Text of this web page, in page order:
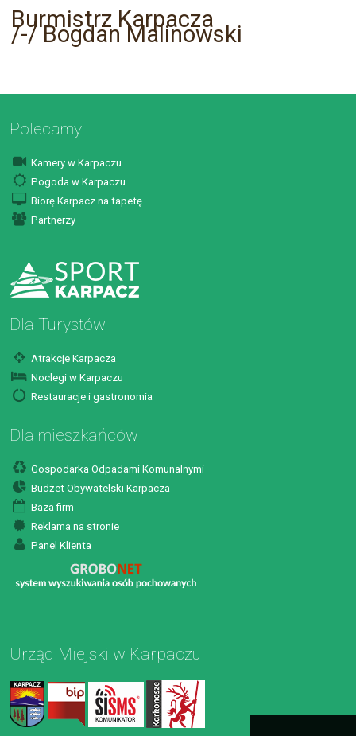
Burmistrz Karpacza
/-/ Bogdan Malinowski
Polecamy
Kamery w Karpaczu
Pogoda w Karpaczu
Biorę Karpacz na tapetę
Partnerzy
Dla Turystów
Atrakcje Karpacza
Noclegi w Karpaczu
Restauracje i gastronomia
Dla mieszkańców
Gospodarka Odpadami Komunalnymi
Budżet Obywatelski Karpacza
Baza firm
Reklama na stronie
Panel Klienta
Urząd Miejski w Karpaczu